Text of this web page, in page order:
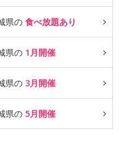
県の 食べ放題あり
県の 1月開催
県の 3月開催
県の 5月開催